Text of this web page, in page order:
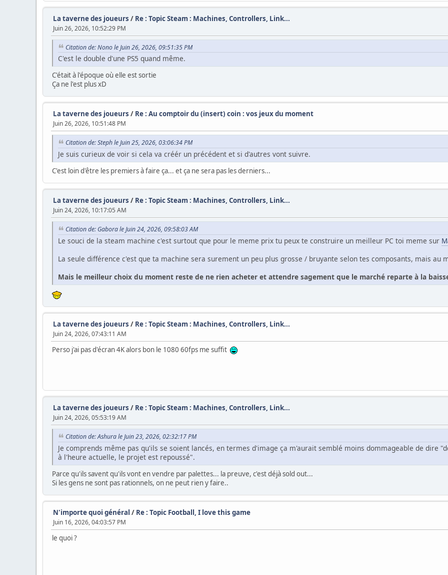
La taverne des joueurs / Re : Topic Steam : Machines, Controllers, Link...
Juin 26, 2026, 10:52:29 PM
Citation de: Nono le Juin 26, 2026, 09:51:35 PM
C'est le double d'une PS5 quand même.
C'était à l'époque où elle est sortie
Ça ne l'est plus xD
La taverne des joueurs / Re : Au comptoir du (insert) coin : vos jeux du moment
Juin 26, 2026, 10:51:48 PM
Citation de: Steph le Juin 25, 2026, 03:06:34 PM
Je suis curieux de voir si cela va créér un précédent et si d'autres vont suivre.
C'est loin d'être les premiers à faire ça... et ça ne sera pas les derniers...
La taverne des joueurs / Re : Topic Steam : Machines, Controllers, Link...
Juin 24, 2026, 10:17:05 AM
Citation de: Gabora le Juin 24, 2026, 09:58:03 AM
Le souci de la steam machine c'est surtout que pour le meme prix tu peux te construire un meilleur PC toi meme sur
La seule différence c'est que ta machine sera surement un peu plus grosse / bruyante selon tes composants, mais au
Mais le meilleur choix du moment reste de ne rien acheter et attendre sagement que le marché reparte à la
La taverne des joueurs / Re : Topic Steam : Machines, Controllers, Link...
Juin 24, 2026, 07:43:11 AM
Perso j'ai pas d'écran 4K alors bon le 1080 60fps me suffit
La taverne des joueurs / Re : Topic Steam : Machines, Controllers, Link...
Juin 24, 2026, 05:53:19 AM
Citation de: Ashura le Juin 23, 2026, 02:32:17 PM
Je comprends même pas qu'ils se soient lancés, en termes d'image ça m'aurait semblé moins dommageable de dire
à l'heure actuelle, le projet est repoussé".
Parce qu'ils savent qu'ils vont en vendre par palettes... la preuve, c'est déjà sold out...
Si les gens ne sont pas rationnels, on ne peut rien y faire..
N'importe quoi général / Re : Topic Football, I love this game
Juin 16, 2026, 04:03:57 PM
le quoi ?